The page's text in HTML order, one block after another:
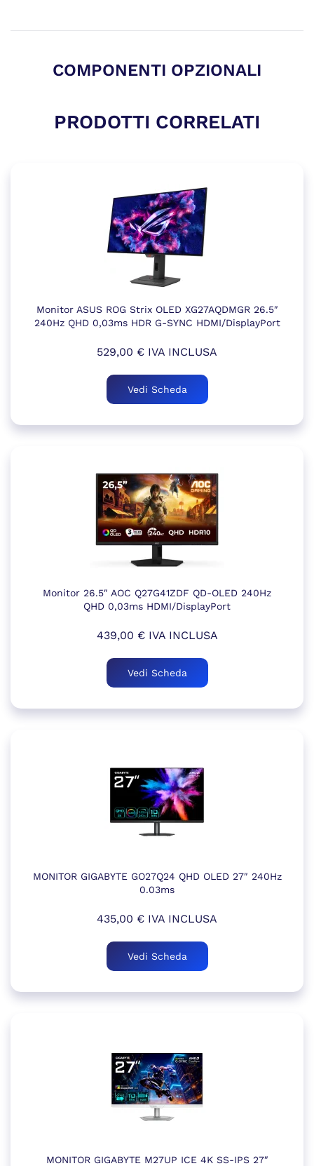
COMPONENTI OPZIONALI
PRODOTTI CORRELATI
Monitor ASUS ROG Strix OLED XG27AQDMGR 26.5″
240Hz QHD 0,03ms HDR G-SYNC HDMI/DisplayPort
529,00 € IVA INCLUSA
Vedi Scheda
Monitor 26.5″ AOC Q27G41ZDF QD-OLED 240Hz
QHD 0,03ms HDMI/DisplayPort
439,00 €IVA INCLUSA
Vedi Scheda
MONITOR GIGABYTE GO27Q24 QHD OLED 27″ 240Hz
0.03ms
435,00 € IVA INCLUSA
Vedi Scheda
MONITOR GIGABYTE M27UP ICE 4K SS-IPS 27″